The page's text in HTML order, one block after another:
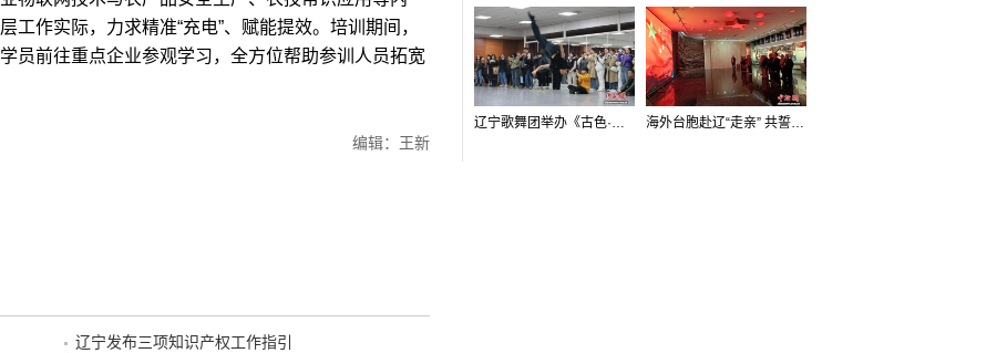
工作实际，力求精准“充电”、赋能提效。培训期间，
员前往重点企业参观学习，全方位帮助参训人员拓宽
编辑：王新
辽宁发布三项知识产权工作指引
辽宁歌舞团举办《古色·国宝辽宁》排练开放日活动 海外台胞赴辽“走亲” 共誓“和平初心”